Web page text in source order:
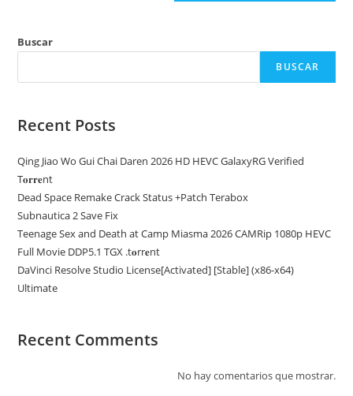
Buscar
BUSCAR
Recent Posts
Qing Jiao Wo Gui Chai Daren 2026 HD HEVC GalaxyRG Verified
T𝐨𝐫𝐫𝐞nt
Dead Space Remake Crack Status +Patch Terabox
Subnautica 2 Save Fix
Teenage Sex and Death at Camp Miasma 2026 CAMRip 1080p HEVC
Full Movie DDP5.1 TGX .t𝐨rr𝐞nt
DaVinci Resolve Studio License[Activated] [Stable] (x86-x64)
Ultimate
Recent Comments
No hay comentarios que mostrar.